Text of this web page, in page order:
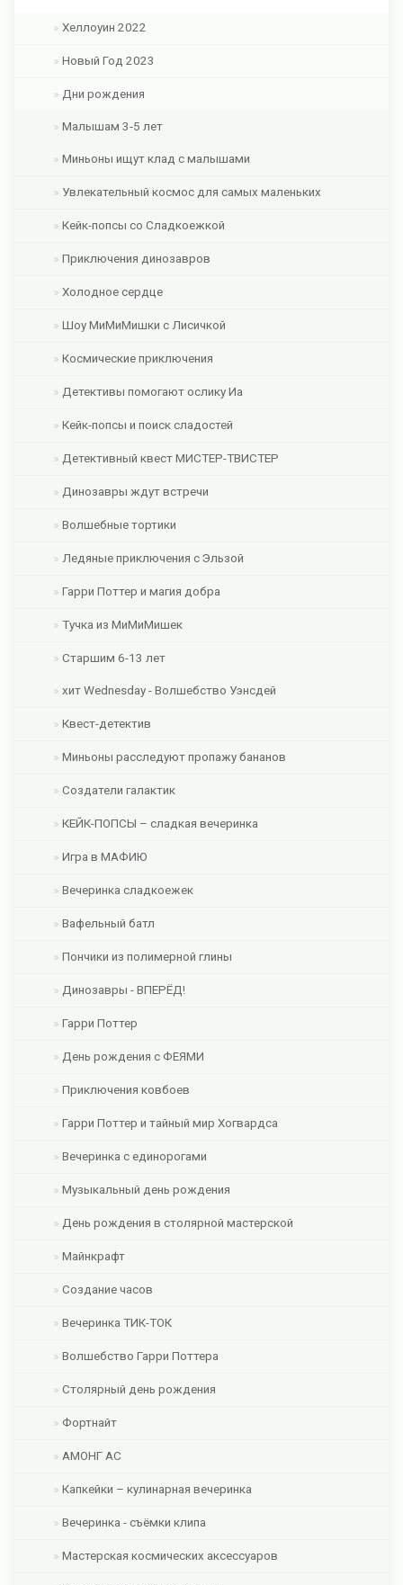
Хеллоуин 2022
Новый Год 2023
Дни рождения
Малышам 3-5 лет
Миньоны ищут клад с малышами
Увлекательный космос для самых маленьких
Кейк-попсы со Сладкоежкой
Приключения динозавров
Холодное сердце
Шоу МиМиМишки с Лисичкой
Космические приключения
Детективы помогают ослику Иа
Кейк-попсы и поиск сладостей
Детективный квест МИСТЕР-ТВИСТЕР
Динозавры ждут встречи
Волшебные тортики
Ледяные приключения с Эльзой
Гарри Поттер и магия добра
Тучка из МиМиМишек
Старшим 6-13 лет
хит Wednesday - Волшебство Уэнсдей
Квест-детектив
Миньоны расследуют пропажу бананов
Создатели галактик
КЕЙК-ПОПСЫ – сладкая вечеринка
Игра в МАФИЮ
Вечеринка сладкоежек
Вафельный батл
Пончики из полимерной глины
Динозавры - ВПЕРЁД!
Гарри Поттер
День рождения с ФЕЯМИ
Приключения ковбоев
Гарри Поттер и тайный мир Хогвардса
Вечеринка с единорогами
Музыкальный день рождения
День рождения в столярной мастерской
Майнкрафт
Создание часов
Вечеринка ТИК-ТОК
Волшебство Гарри Поттера
Столярный день рождения
Фортнайт
АМОНГ АС
Капкейки – кулинарная вечеринка
Вечеринка - съёмки клипа
Мастерская космических аксессуаров